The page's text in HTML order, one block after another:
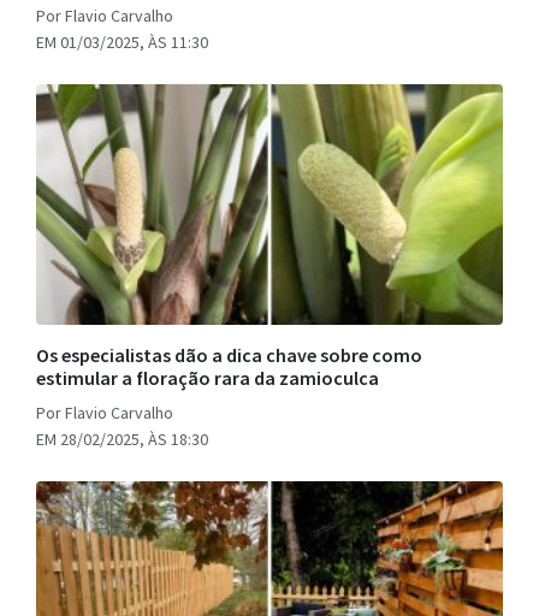
Por Flavio Carvalho
EM 01/03/2025, ÀS 11:30
Os especialistas dão a dica chave sobre como
estimular a floração rara da zamioculca
Por Flavio Carvalho
EM 28/02/2025, ÀS 18:30